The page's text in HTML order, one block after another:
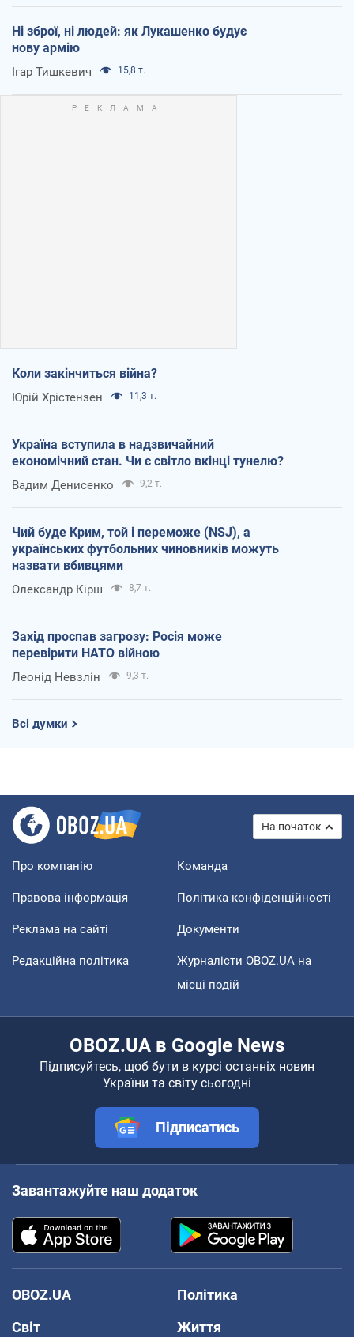
Ні зброї, ні людей: як Лукашенко будує
нову армію
Ігар Тишкевич 15,8 т.
Коли закінчиться війна?
Юрій Хрістензен 11,3 т.
Україна вступила в надзвичайний
економічний стан. Чи є світло вкінці тунелю?
Вадим Денисенко 9,2 т.
Чий буде Крим, той і переможе (NSJ), а
українських футбольних чиновників можуть
назвати вбивцями
Олександр Кірш 8,7 т.
Захід проспав загрозу: Росія може
перевірити НАТО війною
Леонід Невзлін 9,3 т.
Всі думки
На початок
Про компанію Команда
Правова інформація Політика конфіденційності
Реклама на сайті Документи
Редакційна політика
Журналісти OBOZ.UA на
місці подій
OBOZ.UA в Google News
Підписуйтесь, щоб бути в курсі останніх новин
України та світу сьогодні
Підписатись
Завантажуйте наш додаток
OBOZ.UA
Політика
Світ
Життя